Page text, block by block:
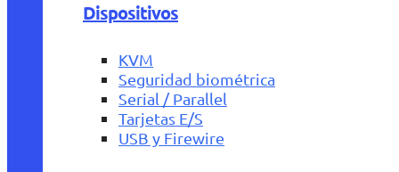
Dispositivos
KVM
Seguridad biométrica
Serial / Parallel
Tarjetas E/S
USB y Firewire